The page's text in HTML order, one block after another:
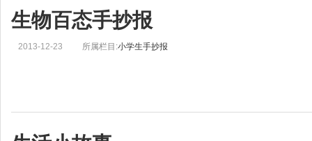
生物百态手抄报
2013-12-23 所属栏目:小学生手抄报